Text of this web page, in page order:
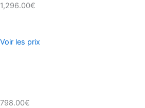
1,296.00€
Voir les prix
798.00€